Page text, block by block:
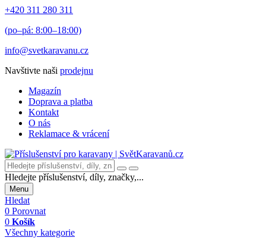
+420 311 280 311
(po–pá: 8:00–18:00)
info@svetkaravanu.cz
Navštivte naši prodejnu
Magazín
Doprava a platba
Kontakt
O nás
Reklamace & vrácení
Hledejte příslušenství, díly, značky,...
Menu
Hledat
0 Porovnat
0 Košík
Všechny kategorie